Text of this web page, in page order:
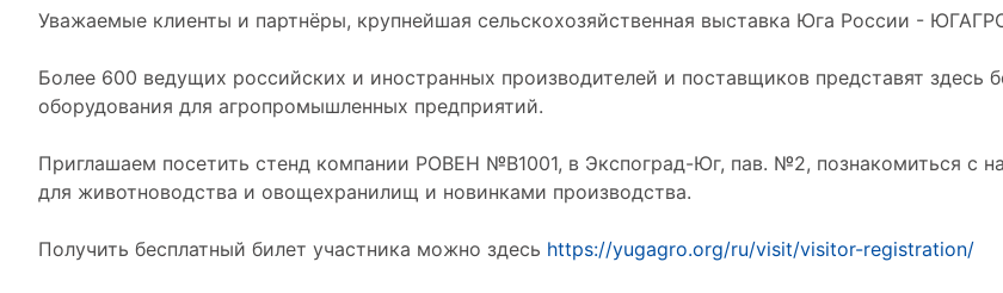
Уважаемые клиенты и партнёры, крупнейшая сельскохозяйственная выставка Юга России -
Более 600 ведущих российских и иностранных производителей и поставщиков представят здесь
оборудования для агропромышленных предприятий.
Приглашаем посетить стенд компании РОВЕН №В1001, в Экспоград-Юг, пав. №2, познакомиться с
для животноводства и овощехранилищ и новинками производства.
Получить бесплатный билет участника можно здесь https://yugagro.org/ru/visit/visitor-registration/